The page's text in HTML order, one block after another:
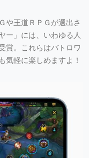
や王道ＲＰＧが選出さ
ー」には、いわゆる人
賞。これらはバトロワ
気軽に楽しめますよ！